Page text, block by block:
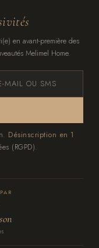
en avant-première des
Melimel Home.
MAIL OU SMS
Désinscription en 1
(RGPD).